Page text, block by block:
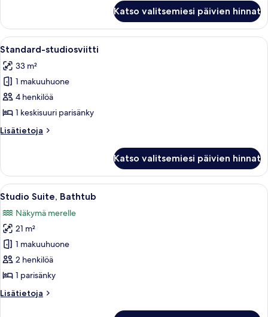
bedroom
Apartment
Katso valitsemiesi päivien hinnat
Avaa
kaikki
huonetyypin
Standard-
studiosviitti
kuvat
Moderni hotellihuone, jossa on
9
Standard-studiosviitti
33 m²
1 makuuhuone
4 henkilöä
1 keskisuuri parisänky
Lisätietoja
Lisätietoja
Katso valitsemiesi päivien hinnat
Avaa
kaikki
huonetyypin
Studio
Suite,
Bathtub
kuvat
Makuuhuoneessa on sänky, pieni
11
Studio Suite, Bathtub
Näkymä merelle
21 m²
1 makuuhuone
2 henkilöä
1 parisänky
Lisätietoja
Lisätietoja